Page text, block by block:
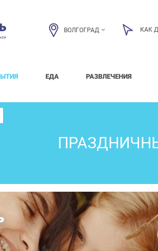
ВОЛГОГРАД КАК
ЕДА РАЗВЛЕЧЕНИЯ